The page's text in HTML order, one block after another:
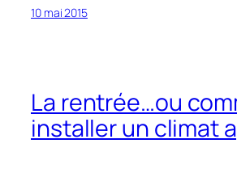
10 mai 2015
La rentrée…ou
installer un climat